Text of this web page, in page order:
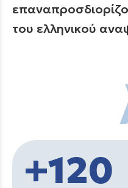
του ελληνικού
+120